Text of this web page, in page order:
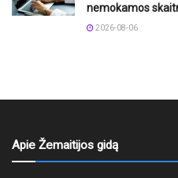
nemokamos
2026-08-06
Apie Žemaitijos gidą